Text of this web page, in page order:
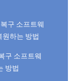
구 소프트웨
하는 방법
구 소프트웨
방법